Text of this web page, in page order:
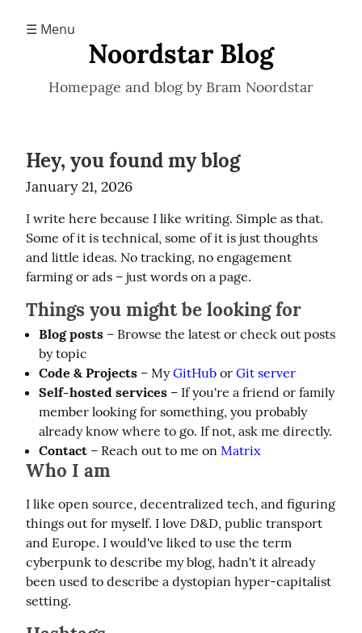
☰ Menu
Noordstar Blog
Homepage and blog by Bram Noordstar
Hey, you found my blog
January 21, 2026
I write here because I like writing. Simple as that.
Some of it is technical, some of it is just thoughts
and little ideas. No tracking, no engagement
farming or ads – just words on a page.
Things you might be looking for
Blog posts – Browse the latest or check out posts
by topic
Code & Projects – MyGitHub or Git server
Self-hosted services – If you're a friend or family
member looking for something, you probably
already know where to go. If not, ask me directly.
Contact – Reach out to me on Matrix
Who I am
I like open source, decentralized tech, and figuring
things out for myself. I love D&D, public transport
and Europe. I would've liked to use the term
cyberpunk to describe my blog, hadn't it already
been used to describe a dystopian hyper-capitalist
setting.